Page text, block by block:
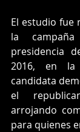
El estudio fue
la
presidencia
2016, en la
candidata
el
arrojando
para quienes